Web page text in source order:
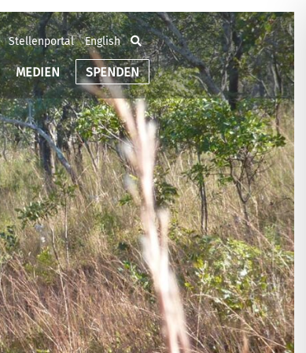
Stellenportal English
MEDIEN SPENDEN